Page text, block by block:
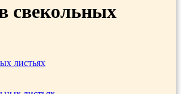
свекольных
листьях